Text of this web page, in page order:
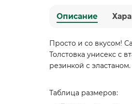
Описание
Просто и со вкусом!
Толстовка унисекс с
резинкой с эластаном.
Таблица размеров: